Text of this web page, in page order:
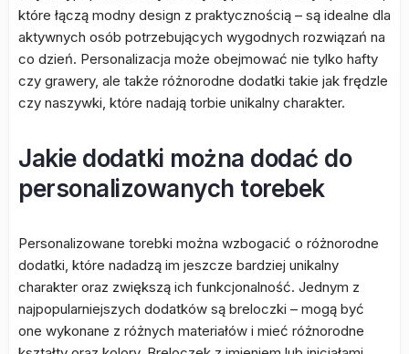
które łączą modny design z praktycznością – są idealne dla
aktywnych osób potrzebujących wygodnych rozwiązań na
co dzień. Personalizacja może obejmować nie tylko hafty
czy grawery, ale także różnorodne dodatki takie jak frędzle
czy naszywki, które nadają torbie unikalny charakter.
Jakie dodatki można dodać do
personalizowanych torebek
Personalizowane torebki można wzbogacić o różnorodne
dodatki, które nadadzą im jeszcze bardziej unikalny
charakter oraz zwiększą ich funkcjonalność. Jednym z
najpopularniejszych dodatków są breloczki – mogą być
one wykonane z różnych materiałów i mieć różnorodne